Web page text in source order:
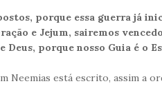
porque essa guerra já
e Jejum, sairemos
Deus, porque nosso Guia é o
Neemias está escrito, assim a